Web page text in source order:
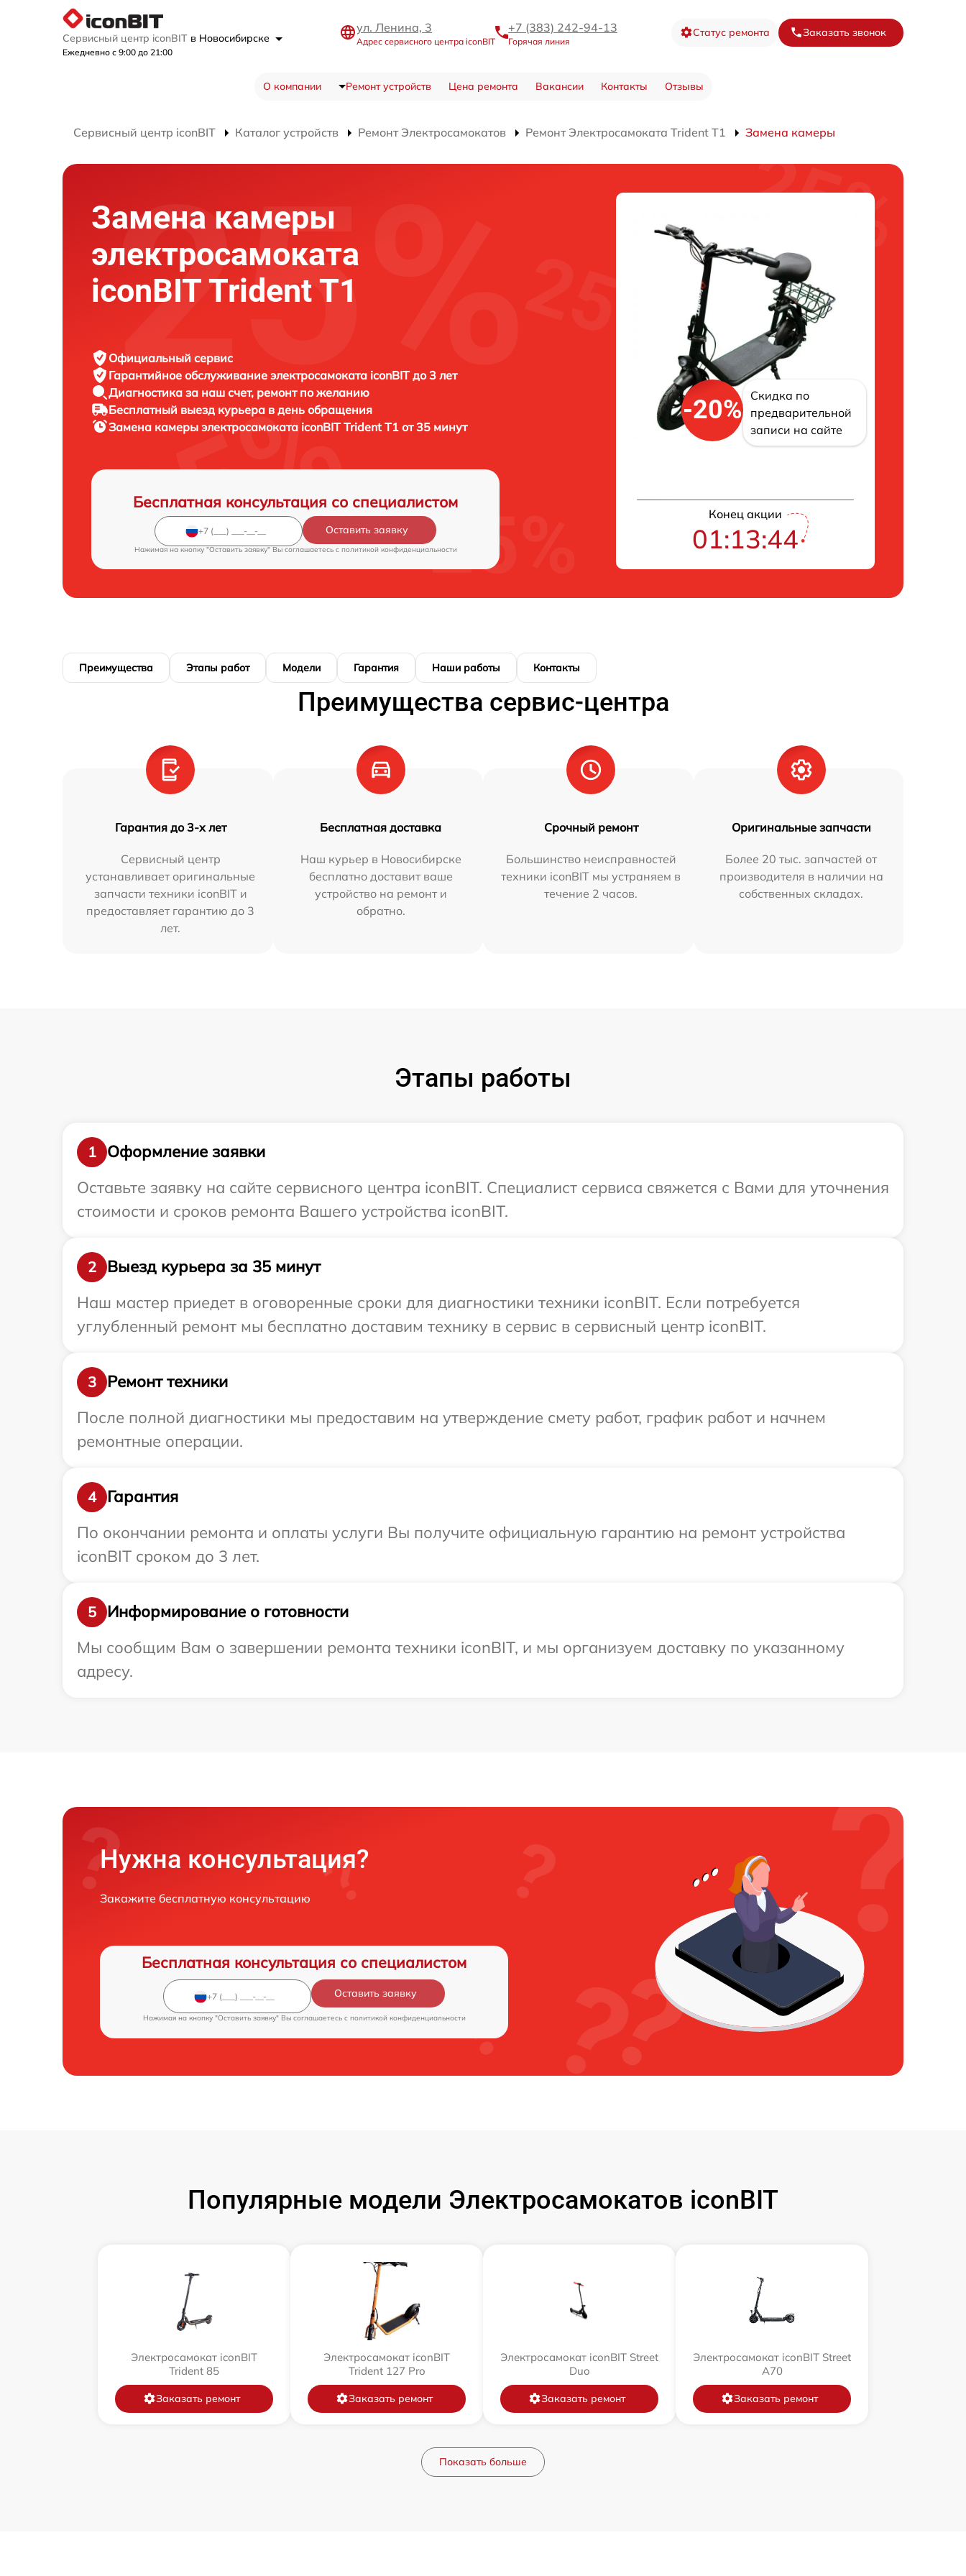
Сервисный центр iconBIT в Новосибирске
Ежедневно с 9:00 до 21:00
ул. Ленина, 3
Адрес сервисного центра iconBIT
+7 (383) 242-94-13
Горячая линия
Статус ремонта Заказать звонок
О компании Ремонт устройств Цена ремонта Вакансии Контакты Отзывы
Сервисный центр iconBIT Каталог устройств Ремонт Электросамокатов Ремонт Электросамоката Trident T1 Замена камеры
Замена камеры
электросамоката
iconBIT Trident T1
Официальный сервис
Гарантийное обслуживание электросамоката iconBIT до 3 лет
Диагностика за наш счет, ремонт по желанию
Бесплатный выезд курьера в день обращения
Замена камеры электросамоката iconBIT Trident T1 от 35 минут
Бесплатная консультация со специалистом
Оставить заявку
Нажимая на кнопку "Оставить заявку" Вы соглашаетесь c политикой конфиденциальности
-20%
Скидка по
предварительной
записи на сайте
Конец акции
01:13:43
Преимущества Этапы работ Модели Гарантия Наши работы Контакты
Преимущества сервис-центра
Гарантия до 3-х лет
Сервисный центр
устанавливает оригинальные
запчасти техники iconBIT и
предоставляет гарантию до 3
лет.
Бесплатная доставка
Наш курьер в Новосибирске
бесплатно доставит ваше
устройство на ремонт и
обратно.
Срочный ремонт
Большинство неисправностей
техники iconBIT мы устраняем в
течение 2 часов.
Оригинальные запчасти
Более 20 тыс. запчастей от
производителя в наличии на
собственных складах.
Этапы работы
1
Оформление заявки
Оставьте заявку на сайте сервисного центра iconBIT. Специалист сервиса свяжется с Вами для уточнения
стоимости и сроков ремонта Вашего устройства iconBIT.
2
Выезд курьера за 35 минут
Наш мастер приедет в оговоренные сроки для диагностики техники iconBIT. Если потребуется
углубленный ремонт мы бесплатно доставим технику в сервис в сервисный центр iconBIT.
3
Ремонт техники
После полной диагностики мы предоставим на утверждение смету работ, график работ и начнем
ремонтные операции.
4
Гарантия
По окончании ремонта и оплаты услуги Вы получите официальную гарантию на ремонт устройства
iconBIT сроком до 3 лет.
5
Информирование о готовности
Мы сообщим Вам о завершении ремонта техники iconBIT, и мы организуем доставку по указанному
адресу.
Нужна консультация?
Закажите бесплатную консультацию
Бесплатная консультация со специалистом
Оставить заявку
Нажимая на кнопку "Оставить заявку" Вы соглашаетесь c политикой конфиденциальности
Популярные модели Электросамокатов iconBIT
Электросамокат iconBIT
Trident 85
Заказать ремонт
Электросамокат iconBIT
Trident 127 Pro
Заказать ремонт
Электросамокат iconBIT Street
Duo
Заказать ремонт
Электросамокат iconBIT Street
A70
Заказать ремонт
Показать больше